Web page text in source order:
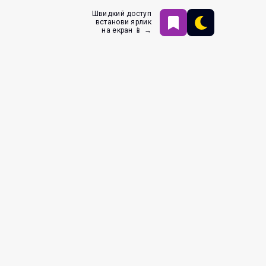
Швидкий доступ
встанови ярлик
на екран 📱 →